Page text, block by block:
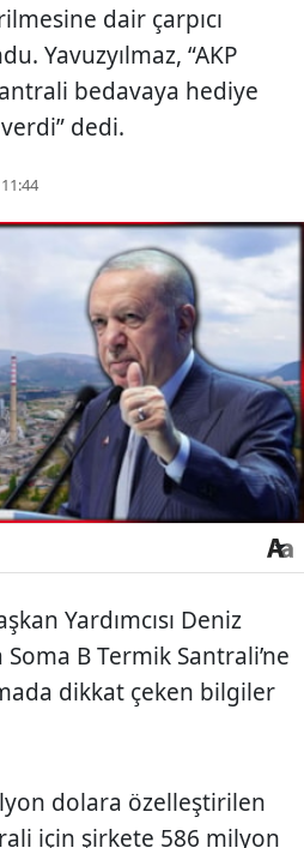
dair çarpıcı
Yavuzyılmaz, “AKP
bedavaya hediye
dedi.
Yardımcısı Deniz
B Termik Santrali’ne
dikkat çeken bilgiler
dolara özelleştirilen
için şirkete 586 milyon